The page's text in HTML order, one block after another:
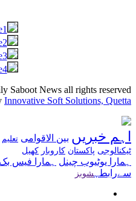
Saboot News all rights reserved.
Innovative Soft Solutions, Quetta
اہم خبریں بین الاقوامی تعلیم
ٹیکنالوجی پاکستان کاروبار کھیل
ہمارا یوٹیوب چینل ہمارا فیس
سےرابطہشوبز